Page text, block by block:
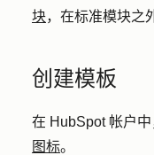
块，在标准模块之
创建模板
在 HubSpot 帐户
图标。